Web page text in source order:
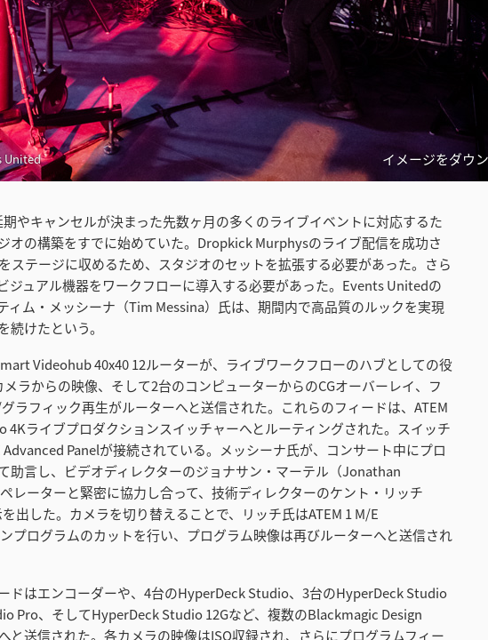
イメージをダウ
United
やキャンセルが決まった先数ヶ月の多くのライブイベントに対応するた
オの構築をすでに始めていた。Dropkick Murphysのライブ配信を成功さ
ステージに収めるため、スタジオのセットを拡張する必要があった。さら
ジュアル機器をワークフローに導入する必要があった。Events Unitedの
ィム・メッシーナ（Tim Messina）氏は、期間内で高品質のルックを実現
けたという。
Videohub 40x40 12ルーターが、ライブワークフローのハブとしての役
ラからの映像、そして2台のコンピューターからのCGオーバーレイ、フ
ラフィック再生がルーターへと送信された。これらのフィードは、ATEM
4Kライブプロダクションスイッチャーへとルーティングされた。スイッチ
Advanced Panelが接続されている。メッシーナ氏が、コンサート中にプロ
助言し、ビデオディレクターのジョナサン・マーテル（Jonathan
レーターと緊密に協力し合って、技術ディレクターのケント・リッチ
を出した。カメラを切り替えることで、リッチ氏はATEM 1 M/E
プログラムのカットを行い、プログラム映像は再びルーターへと送信され
ドはエンコーダーや、4台のHyperDeck Studio、3台のHyperDeck Studio
Pro、そしてHyperDeck Studio 12Gなど、複数のBlackmagic Design
と送信された。各カメラの映像はISO収録され、さらにプログラムフィー